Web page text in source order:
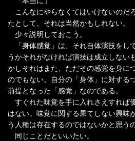
こんなにやらなくてはいけないのだ
たとして、それは当然かもしれない。
少々説明しておこう。
「身体感覚」は、それ自体演技をし
うかそれがなければ演技は成立しない
かしそれはまた、ただその感覚を身に
のでもない。自分の「身体」に対する
前提となった「感覚」なのである。
すぐれた味覚を手に入れさえすれば
はない。味覚に関する果てしない興味
う人種は存在するのではないかと思うの
同じことだといいたい。